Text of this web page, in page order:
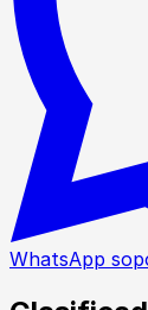
WhatsApp